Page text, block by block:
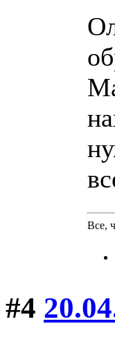
Все,
#4